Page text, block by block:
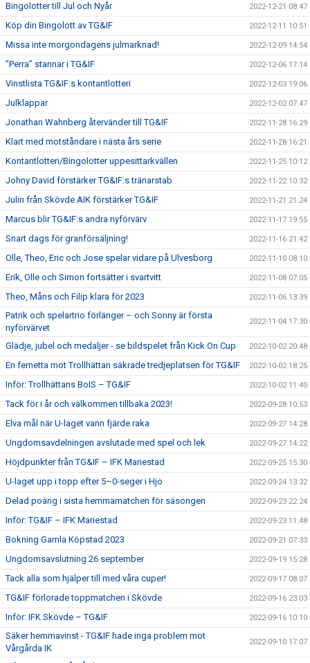
Bingolotter till Jul och Nyår 2022-12-21 08:47
Köp din Bingolott av TG&IF 2022-12-11 10:51
Missa inte morgondagens julmarknad! 2022-12-09 14:54
”Perra” stannar i TG&IF 2022-12-06 17:14
Vinstlista TG&IF:s kontantlotteri 2022-12-03 19:06
Julklappar 2022-12-02 07:47
Jonathan Wahnberg återvänder till TG&IF 2022-11-28 16:29
Klart med motståndare i nästa års serie 2022-11-28 16:21
Kontantlotteri/Bingolotter uppesittarkvällen 2022-11-25 10:12
Johny David förstärker TG&IF:s tränarstab 2022-11-22 10:32
Julin från Skövde AIK förstärker TG&IF 2022-11-21 21:24
Marcus blir TG&IF:s andra nyförvärv 2022-11-17 19:55
Snart dags för granförsäljning! 2022-11-16 21:42
Olle, Theo, Eric och Jose spelar vidare på Ulvesborg 2022-11-10 08:10
Erik, Olle och Simon fortsätter i svartvitt 2022-11-08 07:05
Theo, Måns och Filip klara för 2023 2022-11-06 13:39
Patrik och spelartrio förlänger – och Sonny är första
nyförvärvet
2022-11-04 17:30
Glädje, jubel och medaljer - se bildspelet från Kick On Cup 2022-10-02 20:48
En femetta mot Trollhättan säkrade tredjeplatsen för TG&IF 2022-10-02 18:25
Inför: Trollhättans BoIS – TG&IF 2022-10-02 11:40
Tack för i år och välkommen tillbaka 2023! 2022-09-28 10:53
Elva mål när U-laget vann fjärde raka 2022-09-27 14:28
Ungdomsavdelningen avslutade med spel och lek 2022-09-27 14:22
Höjdpunkter från TG&IF – IFK Mariestad 2022-09-25 15:30
U-laget upp i topp efter 5–0-seger i Hjo 2022-09-24 13:32
Delad poäng i sista hemmamatchen för säsongen 2022-09-23 22:24
Inför: TG&IF – IFK Mariestad 2022-09-23 11:48
Bokning Gamla Köpstad 2023 2022-09-21 07:33
Ungdomsavslutning 26 september 2022-09-19 15:28
Tack alla som hjälper till med våra cuper! 2022-09-17 08:07
TG&IF förlorade toppmatchen i Skövde 2022-09-16 23:03
Inför: IFK Skövde – TG&IF 2022-09-16 10:10
Säker hemmavinst - TG&IF hade inga problem mot
Vårgårda IK
2022-09-10 17:07